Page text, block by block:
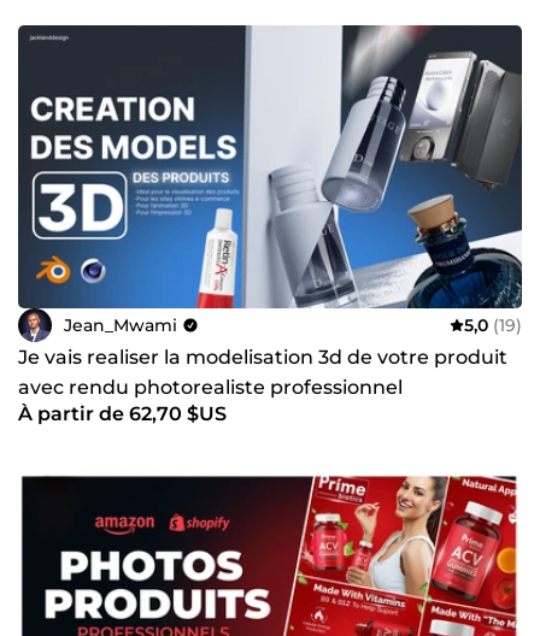
Jean_Mwami 5,0 (19)
Je vais realiser la modelisation 3d de votre produit
avec rendu photorealiste professionnel
À partir de 62,70 $US